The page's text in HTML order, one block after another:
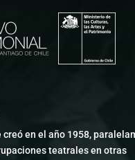
creó en el año 1958,
teatrales en otras